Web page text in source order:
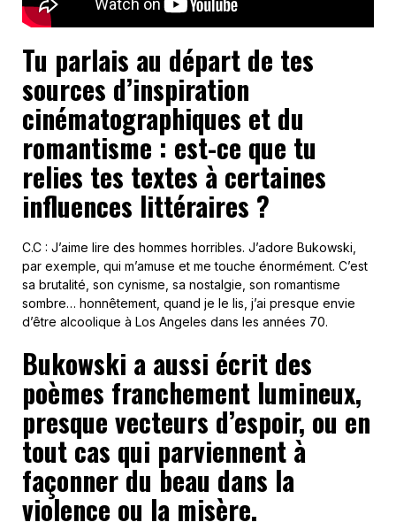
Tu parlais au départ de tes
sources d’inspiration
cinématographiques et du
romantisme : est-ce que tu
relies tes textes à certaines
influences littéraires ?
C.C : J’aime lire des hommes horribles. J’adore Bukowski,
par exemple, qui m’amuse et me touche énormément. C’est
sa brutalité, son cynisme, sa nostalgie, son romantisme
sombre… honnêtement, quand je le lis, j’ai presque envie
d’être alcoolique à Los Angeles dans les années 70.
Bukowski a aussi écrit des
poèmes franchement lumineux,
presque vecteurs d’espoir, ou en
tout cas qui parviennent à
façonner du beau dans la
violence ou la misère.